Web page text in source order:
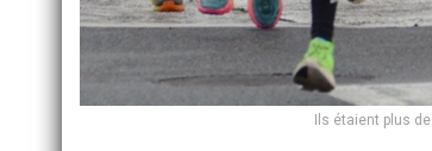
Ils étaient plus